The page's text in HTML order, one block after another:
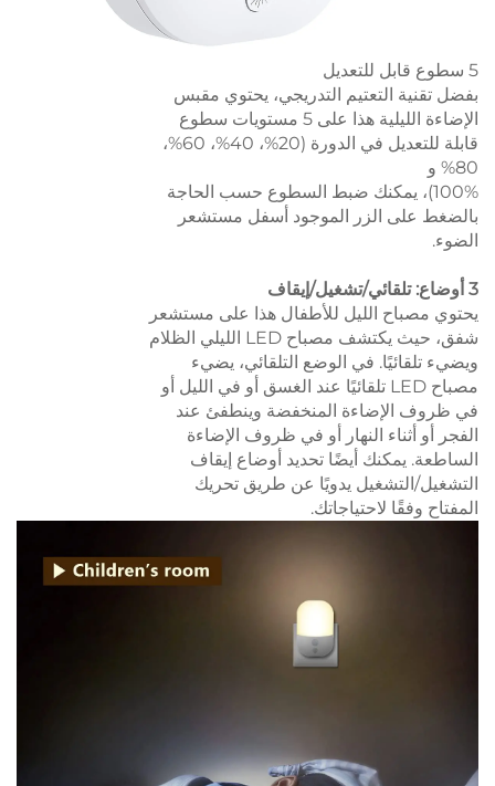
5 سطوع قابل للتعديل
بفضل تقنية التعتيم التدريجي، يحتوي مقبس
الإضاءة الليلية هذا على 5 مستويات سطوع
قابلة للتعديل في الدورة (20%، 40%، 60%،
80% و
100%)، يمكنك ضبط السطوع حسب الحاجة
بالضغط على الزر الموجود أسفل مستشعر
الضوء.
3 أوضاع: تلقائي/تشغيل/إيقاف
يحتوي مصباح الليل للأطفال هذا على مستشعر
شفق، حيث يكتشف مصباح LED الليلي الظلام
ويضيء تلقائيًا. في الوضع التلقائي، يضيء
مصباح LED تلقائيًا عند الغسق أو في الليل أو
في ظروف الإضاءة المنخفضة وينطفئ عند
الفجر أو أثناء النهار أو في ظروف الإضاءة
الساطعة. يمكنك أيضًا تحديد أوضاع إيقاف
التشغيل/التشغيل يدويًا عن طريق تحريك
المفتاح وفقًا لاحتياجاتك.